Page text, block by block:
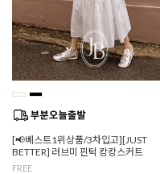
[📢베스트1위상품/3차입고][JUST
BETTER] 러브미 핀턱 캉캉스커트
FREE